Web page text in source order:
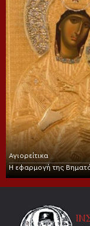
Αγιορείτικα
Η εφαρμογή της